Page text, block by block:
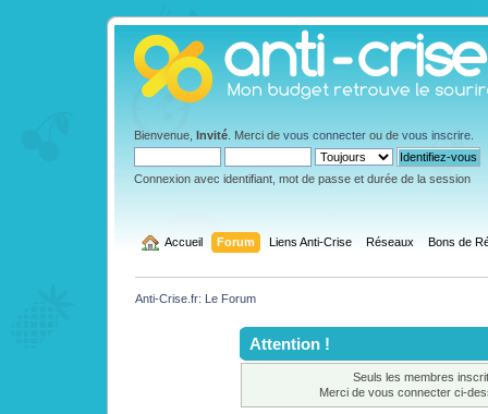
Bienvenue, Invité . Merci de vous connecter ou de vous inscrire
Connexion avec identifiant, mot de passe et durée de la session
Accueil Forum Liens Anti-Crise Réseaux Bons de
Anti-Crise.fr: Le Forum
Attention !
Seuls les membres
Merci de vous connecter ci-